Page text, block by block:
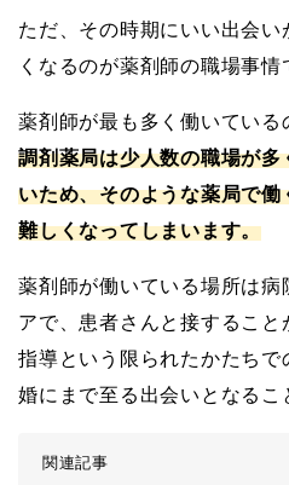
ただ、その時期にいい出会
くなるのが薬剤師の職場事情
薬剤師が最も多く働いている
調剤薬局は少人数の職場が
いため、そのような薬局で
難しくなってしまいます。
薬剤師が働いている場所は病
アで、患者さんと接するこ
指導という限られたかたち
婚にまで至る出会いとなるこ
関連記事